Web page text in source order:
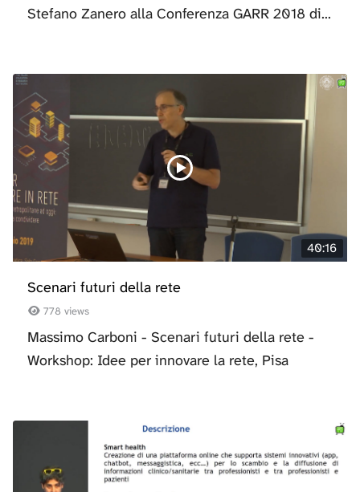
Stefano Zanero alla Conferenza GARR 2018 di...
40:16
Scenari futuri della rete
778 views
Massimo Carboni - Scenari futuri della rete -
Workshop: Idee per innovare la rete, Pisa